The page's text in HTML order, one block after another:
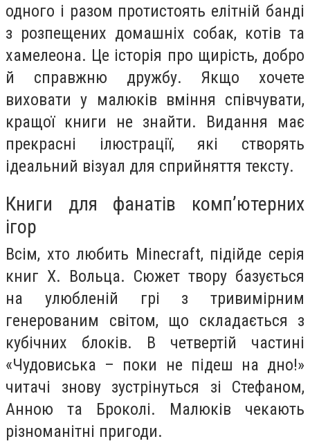
одного і разом протистоять елітній банді
з розпещених домашніх собак, котів та
хамелеона. Це історія про щирість, добро
й справжню дружбу. Якщо хочете
виховати у малюків вміння співчувати,
кращої книги не знайти. Видання має
прекрасні ілюстрації, які створять
ідеальний візуал для сприйняття тексту.
Книги для фанатів комп’ютерних
ігор
Всім, хто любить Minecraft, підійде серія
книг Х. Вольца. Сюжет твору базується
на улюбленій грі з тривимірним
генерованим світом, що складається з
кубічних блоків. В четвертій частині
«Чудовиська – поки не підеш на дно!»
читачі знову зустрінуться зі Стефаном,
Анною та Броколі. Малюків чекають
різноманітні пригоди.